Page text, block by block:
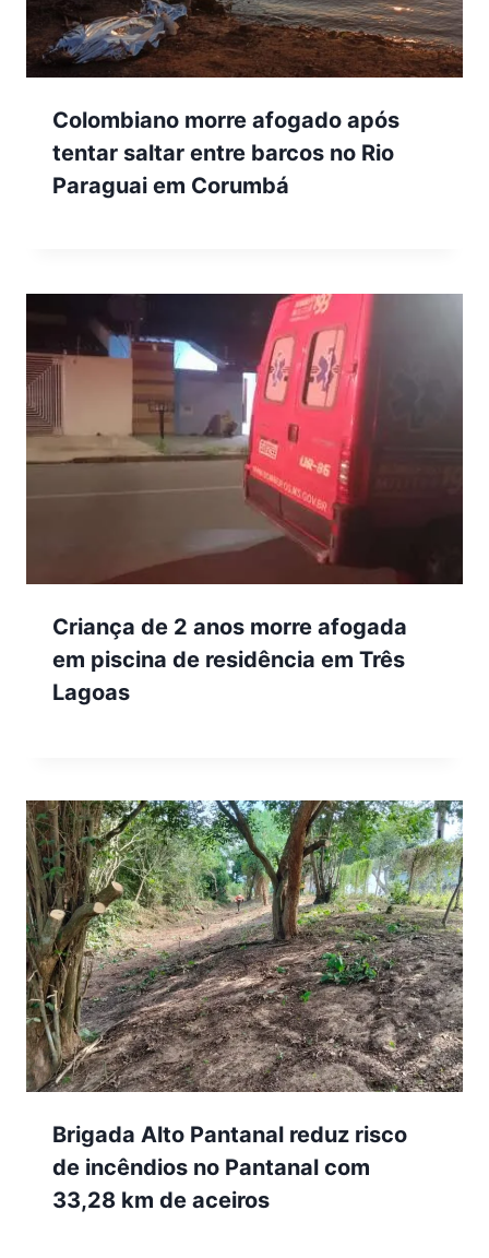
Colombiano morre afogado após
tentar saltar entre barcos no Rio
Paraguai em Corumbá
Criança de 2 anos morre afogada
em piscina de residência em Três
Lagoas
Brigada Alto Pantanal reduz risco
de incêndios no Pantanal com
33,28 km de aceiros